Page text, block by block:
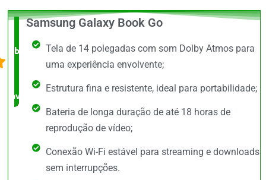
O +
barato,
avaliado!
Samsung Galaxy Book Go
Tela de 14 polegadas com som Dolby Atmos para
uma experiência envolvente;
Estrutura fina e resistente, ideal para portabilidade;
Bateria de longa duração de até 18 horas de
reprodução de vídeo;
Conexão Wi-Fi estável para streaming e downloads
sem interrupções.